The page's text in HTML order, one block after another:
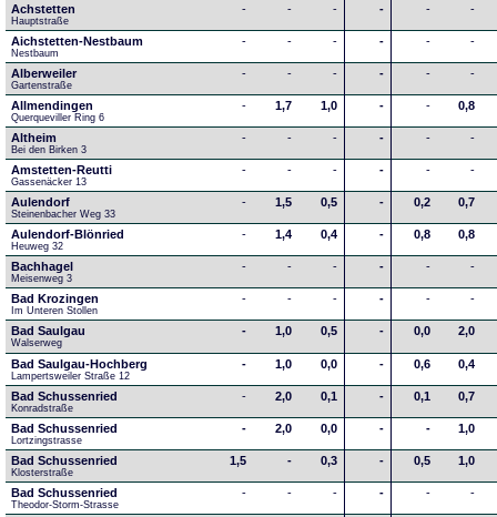
Achstetten
Hauptstraße
- - - - - -
Aichstetten-Nestbaum
Nestbaum
- - - - - -
Alberweiler
Gartenstraße
- - - - - -
Allmendingen
Querqueviller Ring 6
- 1,7 1,0 - - 0,8
Altheim
Bei den Birken 3
- - - - - -
Amstetten-Reutti
Gassenäcker 13
- - - - - -
Aulendorf
Steinenbacher Weg 33
- 1,5 0,5 - 0,2 0,7
Aulendorf-Blönried
Heuweg 32
- 1,4 0,4 - 0,8 0,8
Bachhagel
Meisenweg 3
- - - - - -
Bad Krozingen
Im Unteren Stollen
- - - - - -
Bad Saulgau
Walserweg
- 1,0 0,5 - 0,0 2,0
Bad Saulgau-Hochberg
Lampertsweiler Straße 12
- 1,0 0,0 - 0,6 0,4
Bad Schussenried
Konradstraße
- 2,0 0,1 - 0,1 0,7
Bad Schussenried
Lortzingstrasse
- 2,0 0,0 - - 1,0
Bad Schussenried
Klosterstraße
1,5 - 0,3 - 0,5 1,0
Bad Schussenried
Theodor-Storm-Strasse
- - - - - -